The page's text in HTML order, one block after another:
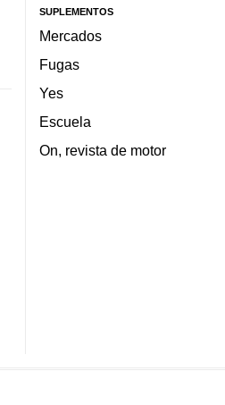
SUPLEMENTOS
Mercados
Fugas
Yes
Escuela
On, revista de motor